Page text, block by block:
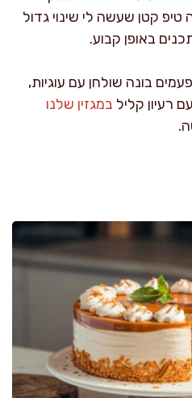
קטן שעשה לי שינוי גדול
באופן קבוע.
בונה שולחן עם עוגיות,
רעיון קליל במגזין שלנו